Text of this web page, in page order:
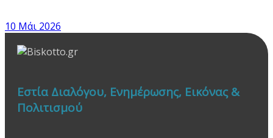
10 Μάι 2026
Εστία Διαλόγου, Ενημέρωσης, Εικόνας &
Πολιτισμού